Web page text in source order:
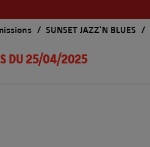
SUNSET JAZZ'N BLUES
DU 25/04/2025